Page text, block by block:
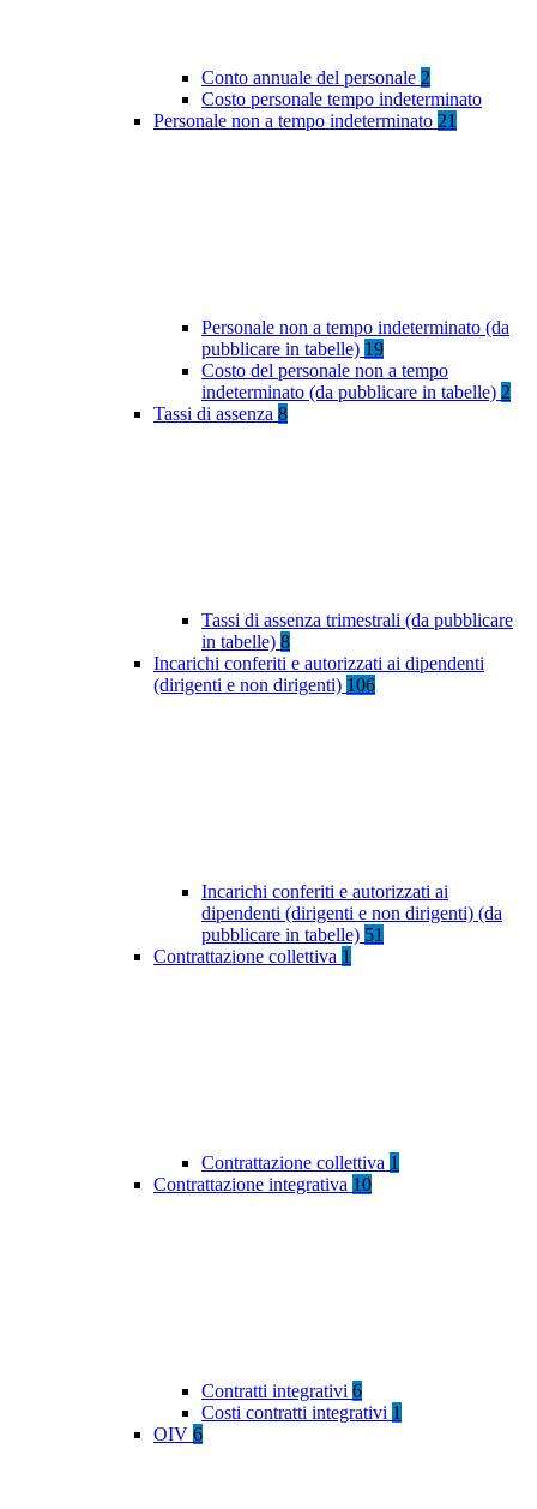
Conto annuale del personale 2
Costo personale tempo indeterminato
Personale non a tempo indeterminato 21
Personale non a tempo indeterminato (da
pubblicare in tabelle) 19
Costo del personale non a tempo
indeterminato (da pubblicare in tabelle) 2
Tassi di assenza 8
Tassi di assenza trimestrali (da pubblicare
in tabelle) 8
Incarichi conferiti e autorizzati ai dipendenti
(dirigenti e non dirigenti) 106
Incarichi conferiti e autorizzati ai
dipendenti (dirigenti e non dirigenti) (da
pubblicare in tabelle) 51
Contrattazione collettiva 1
Contrattazione collettiva 1
Contrattazione integrativa 10
Contratti integrativi 6
Costi contratti integrativi 1
OIV 6